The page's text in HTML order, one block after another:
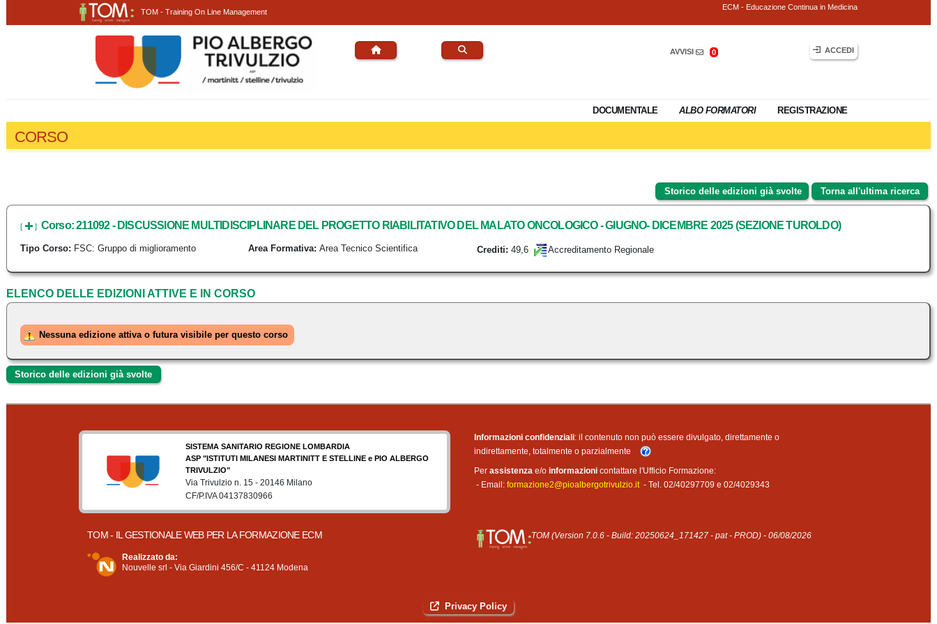
TOM - Training On Line Management
ECM - Educazione Continua in Medicina
AVVISI 0 ACCEDI
DOCUMENTALE ALBO FORMATORI REGISTRAZIONE
CORSO
Storico delle edizioni già svolte Torna all'ultima ricerca
[ ] Corso: 211092 - DISCUSSIONE MULTIDISCIPLINARE DEL PROGETTO RIABILITATIVO DEL MALATO ONCOLOGICO - GIUGNO- DICEMBRE 2025 (SEZIONE TUROLDO)
Tipo Corso: FSC: Gruppo di miglioramento Area Formativa: Area Tecnico Scientifica Crediti: 49,6 Accreditamento Regionale
ELENCO DELLE EDIZIONI ATTIVE E IN CORSO
Nessuna edizione attiva o futura visibile per questo corso
Storico delle edizioni già svolte
SISTEMA SANITARIO REGIONE LOMBARDIA
ASP "ISTITUTI MILANESI MARTINITT E STELLINE e PIO ALBERGO
TRIVULZIO"
Via Trivulzio n. 15 - 20146 Milano
CF/P.IVA 04137830966
Informazioni confidenziali: il contenuto non può essere divulgato, direttamente o
indirettamente, totalmente o parzialmente
Perassistenza e/oinformazioni contattare l'Ufficio Formazione:
- Email:formazione2@pioalbergotrivulzio.it - Tel. 02/40297709 e 02/4029343
TOM - IL GESTIONALE WEB PER LA FORMAZIONE ECM
Realizzato da:
Nouvelle srl - Via Giardini 456/C - 41124 Modena
TOM (Version 7.0.6 - Build: 20250624_171427 - pat - PROD) - 06/08/2026
Privacy Policy